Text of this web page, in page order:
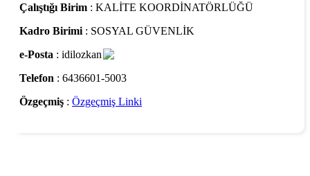
Çalıştığı Birim : KALİTE KOORDİNATÖRLÜĞÜ
Kadro Birimi : SOSYAL GÜVENLİK
e-Posta : idilozkan
Telefon : 6436601-5003
Özgeçmiş : Özgeçmiş Linki